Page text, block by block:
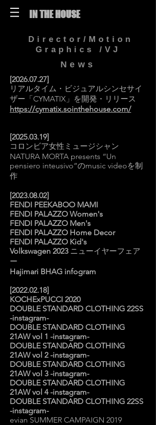
IN THE HOUSE
Director/Motion
Graphics /VJ
Ne ws
​​[2026.07.27]
リアルタイム・ビジュアルシンセサイ
ザー「CYMATIX」を開発・リリース
https://cymatix.sointhehouse.com/
​​[2025.03.19]
コロンビア女性ミュージシャン
NATURA MORTA presents “Un
pensiero inteusivo”のmusic videoを制
作
​​[2023.08.02]
FENDI PEEKABOO MAMI
FENDI PALAZZO Women's
FENDI PALAZZO Men's
FENDI PALAZZO Home Decor
FENDI PALAZZO Kid's
Volkswagen 2023 ニューイヤーフェア
ー
Hajimari BHAG infogram
​[2022.02.18]
KOCHExPUCCI 2020
DOUBLE STANDARD CLOTHING 22SS
-instagram-
DOUBLE STANDARD CLOTHING
21AW vol 1 -instagram-
DOUBLE STANDARD CLOTHING
21AW vol 2 -instagram-
DOUBLE STANDARD CLOTHING
21AW vol 3 -instagram-
DOUBLE STANDARD CLOTHING
21AW vol 4 -instagram-
DOUBLE STANDARD CLOTHING 22SS
-instagram-
evian SUMMER CAMPAIGN 2019